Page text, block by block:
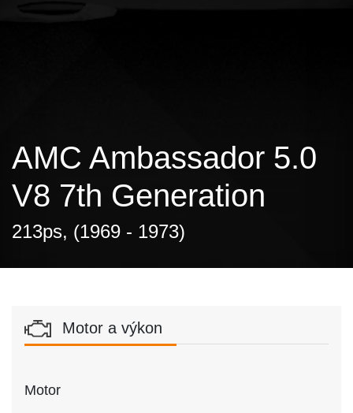
AMC Ambassador 5.0
V8 7th Generation
213ps, (1969 - 1973)
Motor a výkon
Motor